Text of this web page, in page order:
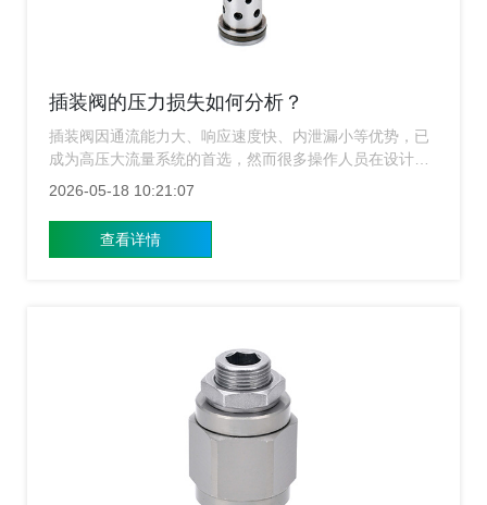
插装阀的压力损失如何分析？
插装阀因通流能力大、响应速度快、内泄漏小等优势，已
成为高压大流量系统的首选，然而很多操作人员在设计时
会发现，系统的实际运行效率往往低于理论值，这其中
家就带大家详细剖析，插装阀的压力损失究竟该如何分
2026-05-18 10:21:07
查看详情